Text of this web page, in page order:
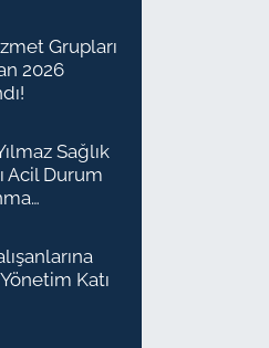
Grupları
2026
Sağlık
Acil Durum
Atandı
Katı